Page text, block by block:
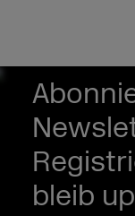
bleib